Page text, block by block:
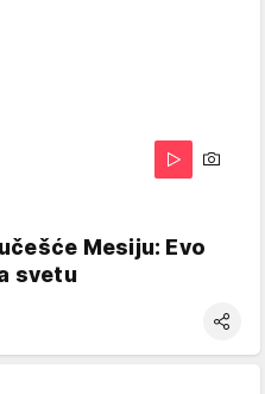
Mesiju: Evo
svetu